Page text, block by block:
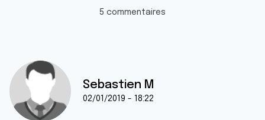
5 commentaires
Sebastien M
02/01/2019 - 18:22